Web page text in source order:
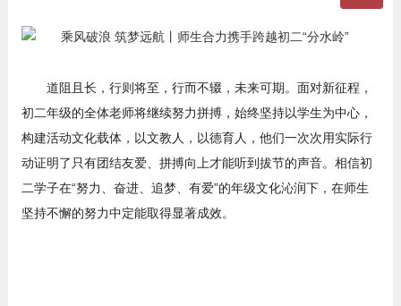
道阻且长，行则将至，行而不辍，未来可期。面对新征程，
初二年级的全体老师将继续努力拼搏，始终坚持以学生为中心，
构建活动文化载体，以文教人，以德育人，他们一次次用实际行
动证明了只有团结友爱、拼搏向上才能听到拔节的声音。相信初
二学子在“努力、奋进、追梦、有爱”的年级文化沁润下，在师生
坚持不懈的努力中定能取得显著成效。